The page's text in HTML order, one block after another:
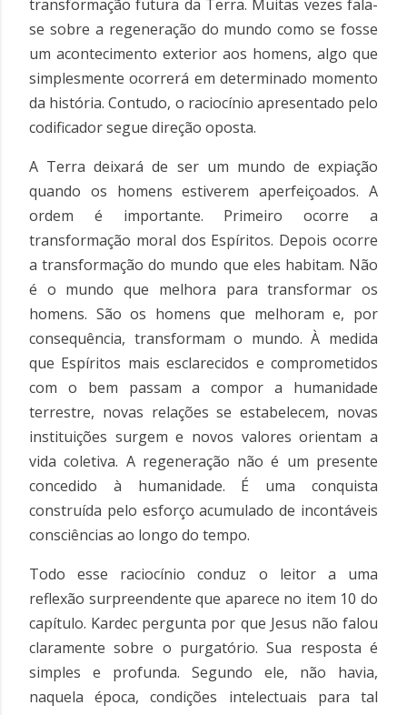
transformação futura da Terra. Muitas vezes fala-
se sobre a regeneração do mundo como se fosse
um acontecimento exterior aos homens, algo que
simplesmente ocorrerá em determinado momento
da história. Contudo, o raciocínio apresentado pelo
codificador segue direção oposta.
A Terra deixará de ser um mundo de expiação
quando os homens estiverem aperfeiçoados. A
ordem é importante. Primeiro ocorre a
transformação moral dos Espíritos. Depois ocorre
a transformação do mundo que eles habitam. Não
é o mundo que melhora para transformar os
homens. São os homens que melhoram e, por
consequência, transformam o mundo. À medida
que Espíritos mais esclarecidos e comprometidos
com o bem passam a compor a humanidade
terrestre, novas relações se estabelecem, novas
instituições surgem e novos valores orientam a
vida coletiva. A regeneração não é um presente
concedido à humanidade. É uma conquista
construída pelo esforço acumulado de incontáveis
consciências ao longo do tempo.
Todo esse raciocínio conduz o leitor a uma
reflexão surpreendente que aparece no item 10 do
capítulo. Kardec pergunta por que Jesus não falou
claramente sobre o purgatório. Sua resposta é
simples e profunda. Segundo ele, não havia,
naquela época, condições intelectuais para tal